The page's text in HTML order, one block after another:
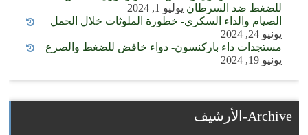
للضغط ضد السرطان يوليو 1, 2024
الصيام والداء السكري- خطورة الملوثات خلال الحمل
يونيو 24, 2024
مستجدات داء باركنسون- دواء خافض للضغط والصرع
يونيو 19, 2024
Archive-الأرشيف